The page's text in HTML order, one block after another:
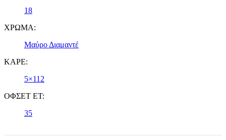
18
ΧΡΩΜΑ:
Μαύρο Διαμαντέ
ΚΑΡΕ:
5×112
ΟΦΣΕΤ ET:
35